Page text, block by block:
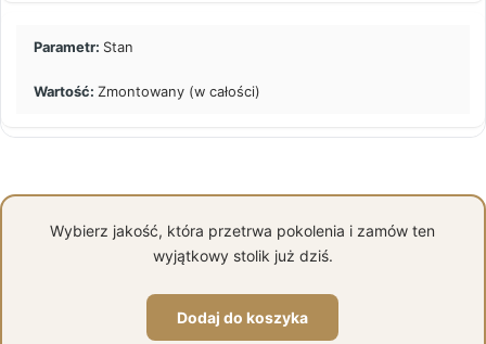
Stan
Zmontowany (w całości)
Wybierz jakość, która przetrwa pokolenia i zamów ten
wyjątkowy stolik już dziś.
Dodaj do koszyka